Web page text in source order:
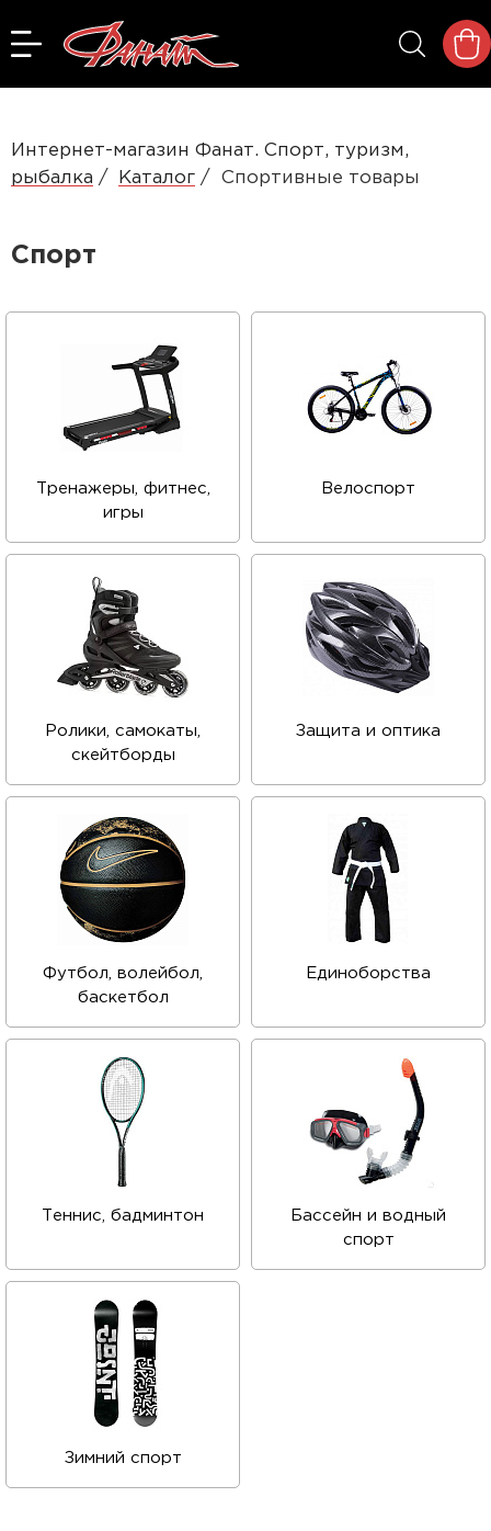
Интернет-магазин Фанат. Спорт, туризм,
рыбалка
Каталог Спортивные товары
Спорт
Тренажеры, фитнес,
игры
Велоспорт
Ролики, самокаты,
скейтборды
Защита и оптика
Футбол, волейбол,
баскетбол
Единоборства
Теннис, бадминтон
Бассейн и водный
спорт
Зимний спорт